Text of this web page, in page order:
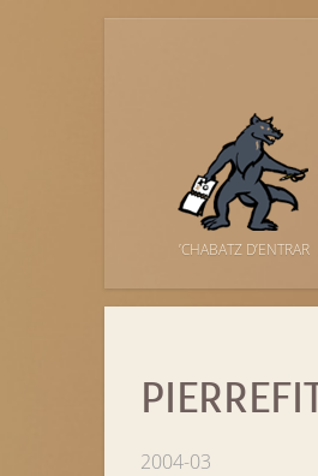
’CHABATZ D’ENTRAR
2004-03